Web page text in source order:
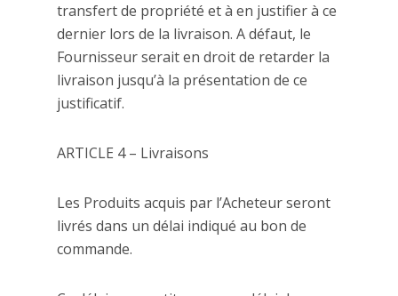
transfert de propriété et à en justifier à ce
dernier lors de la livraison. A défaut, le
Fournisseur serait en droit de retarder la
livraison jusqu’à la présentation de ce
justificatif.
ARTICLE 4 – Livraisons
Les Produits acquis par l’Acheteur seront
livrés dans un délai indiqué au bon de
commande.